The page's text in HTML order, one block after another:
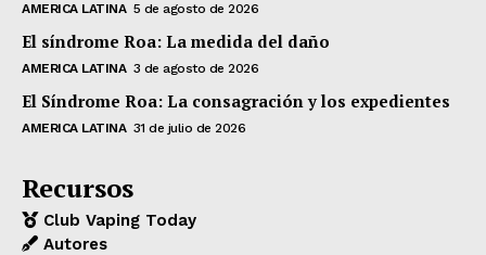
AMERICA LATINA 5 de agosto de 2026
El síndrome Roa: La medida del daño
AMERICA LATINA 3 de agosto de 2026
El Síndrome Roa: La consagración y los expedientes
AMERICA LATINA 31 de julio de 2026
Recursos
Club Vaping Today
Autores